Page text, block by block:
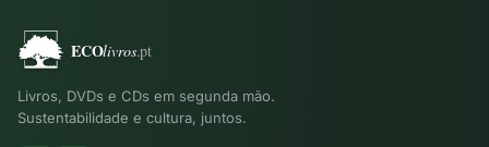
Livros, DVDs e CDs em segunda mão.
Sustentabilidade e cultura, juntos.